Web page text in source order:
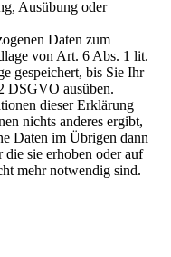
Ausübung oder
Daten zum
von Art. 6 Abs. 1 lit.
gespeichert, bis Sie Ihr
DSGVO ausüben.
dieser Erklärung
nichts anderes ergibt,
Daten im Übrigen dann
sie erhoben oder auf
mehr notwendig sind.